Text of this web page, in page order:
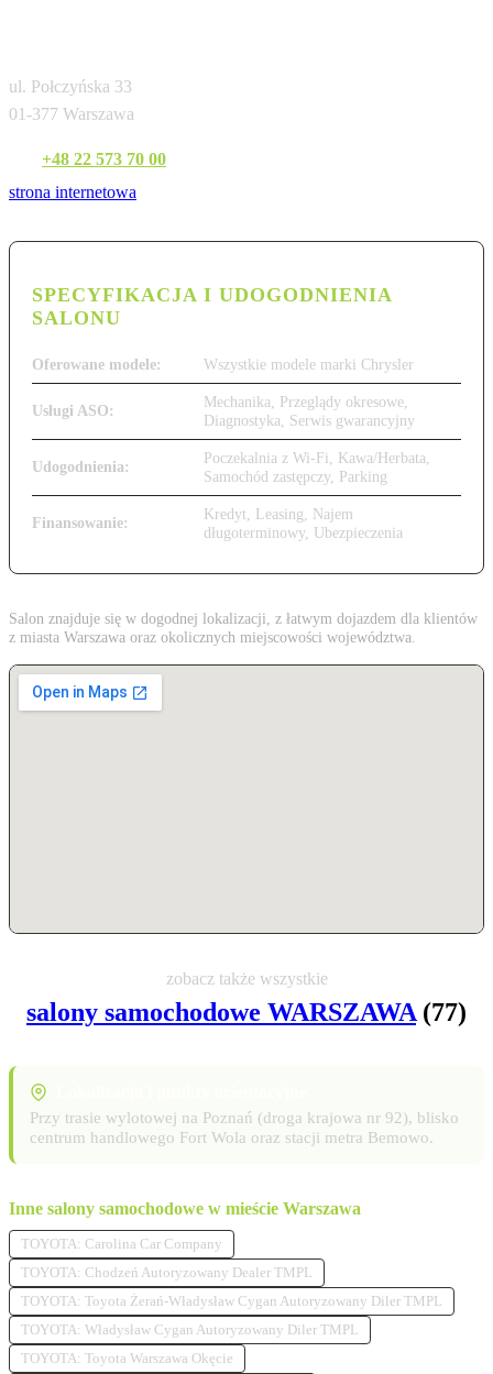
ul. Połczyńska 33
01-377 Warszawa
+48 22 573 70 00
strona internetowa
SPECYFIKACJA I UDOGODNIENIA
SALONU
Oferowane modele: Wszystkie modele marki Chrysler
Usługi ASO:
Mechanika, Przeglądy okresowe,
Diagnostyka, Serwis gwarancyjny
Udogodnienia:
Poczekalnia z Wi-Fi, Kawa/Herbata,
Samochód zastępczy, Parking
Finansowanie:
Kredyt, Leasing, Najem
długoterminowy, Ubezpieczenia
Salon znajduje się w dogodnej lokalizacji, z łatwym dojazdem dla klientów
z miasta Warszawa oraz okolicznych miejscowości województwa.
zobacz także wszystkie
salony samochodowe WARSZAWA (77)
Przy trasie wylotowej na Poznań (droga krajowa nr 92), blisko
centrum handlowego Fort Wola oraz stacji metra Bemowo.
Inne salony samochodowe w mieście Warszawa
TOYOTA: Carolina Car Company
TOYOTA: Chodzeń Autoryzowany Dealer TMPL
TOYOTA: Toyota Żerań-Władysław Cygan Autoryzowany Diler TMPL
TOYOTA: Władysław Cygan Autoryzowany Diler TMPL
TOYOTA: Toyota Warszawa Okęcie